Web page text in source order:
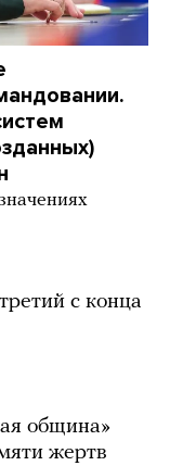
с конца
община»
жертв